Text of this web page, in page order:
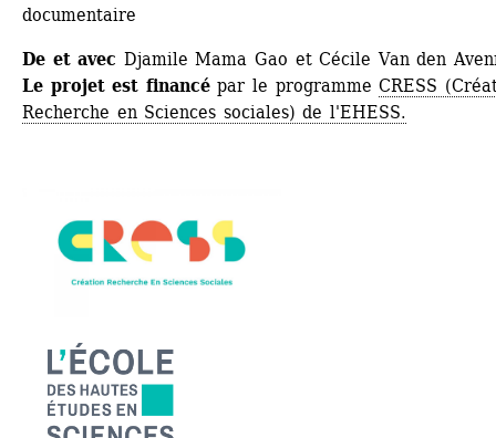
documentaire
De et avec Djamile Mama Gao et Cécile Van den
Le projet est financépar le programme CRESS
Recherche en Sciences sociales) de l'EHESS.